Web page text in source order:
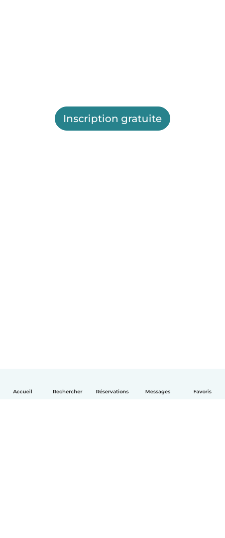
Accueil Rechercher Réservations Messages Favoris
Inscription gratuite